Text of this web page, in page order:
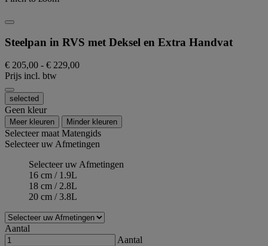
Steelpan in RVS met Deksel en Extra Handvat
€ 205,00 - € 229,00
Prijs incl. btw
selected
Geen kleur
Meer kleuren Minder kleuren
Selecteer maatMatengids
Selecteer uw Afmetingen
Selecteer uw Afmetingen
16 cm / 1.9L
18 cm / 2.8L
20 cm / 3.8L
Aantal
Aantal